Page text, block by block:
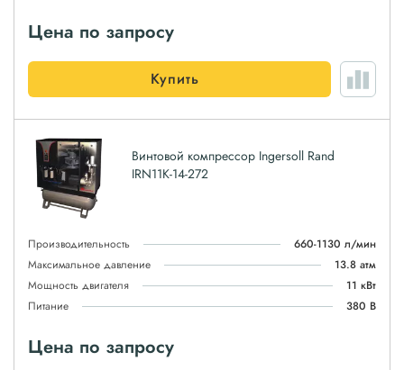
Цена по запросу
Купить
Винтовой компрессор Ingersoll Rand
IRN11K-14-272
Производительность
660-1130 л/мин
Максимальное давление
13.8 атм
Мощность двигателя
11 кВт
Питание
380 В
Цена по запросу